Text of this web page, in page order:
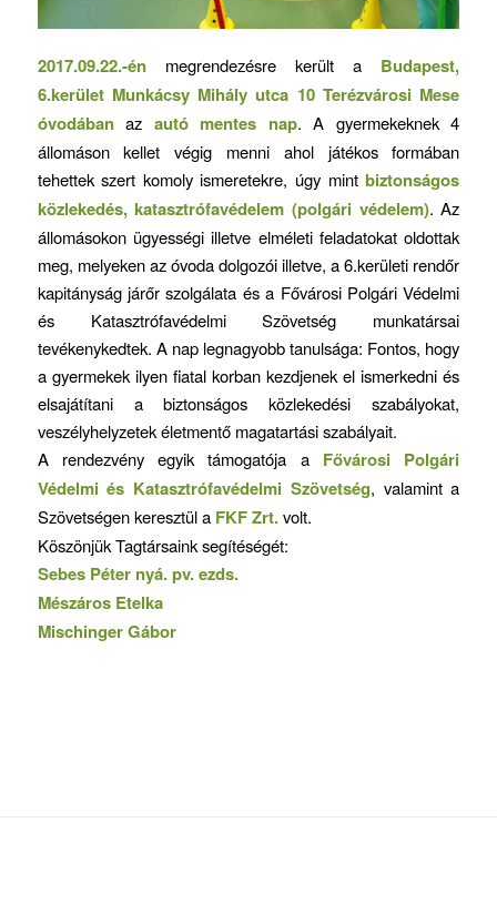
2017.09.22.-énmegrendezésre került a Budapest,
6.kerület Munkácsy Mihály utca 10 Terézvárosi Mese
óvodábanaz autó mentes nap. A gyermekeknek 4
állomáson kellet végig menni ahol játékos formában
tehettek szert komoly ismeretekre, úgy mintbiztonságos
közlekedés, katasztrófavédelem (polgári védelem). Az
állomásokon ügyességi illetve elméleti feladatokat oldottak
meg, melyeken az óvoda dolgozói illetve, a 6.kerületi rendőr
kapitányság járőr szolgálata és a Fővárosi Polgári Védelmi
és Katasztrófavédelmi Szövetség munkatársai
tevékenykedtek. A nap legnagyobb tanulsága: Fontos, hogy
a gyermekek ilyen fiatal korban kezdjenek el ismerkedni és
elsajátítani a biztonságos közlekedési szabályokat,
veszélyhelyzetek életmentő magatartási szabályait.
A rendezvény egyik támogatója a Fővárosi Polgári
Védelmi és Katasztrófavédelmi Szövetség, valamint a
Szövetségen keresztül a FKF Zrt.volt.
Köszönjük Tagtársaink segítéségét:
Sebes Péter nyá. pv. ezds.
Mészáros Etelka
Mischinger Gábor